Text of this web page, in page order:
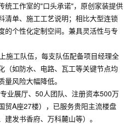
统工作室的"口头承诺"，原创家装提供
清单、施工工艺说明；相比大型连锁
的个性化定制空间。兼具灵活性与专
施工队伍，每支队伍配备项目经理全
（如防水、电路、瓦工等关键节点均
风险大幅降低。
业展厅、50人团队、注册资本500万
贸A座27楼），已服务贵阳主流楼盘
建发书香府、万科麓山等）。